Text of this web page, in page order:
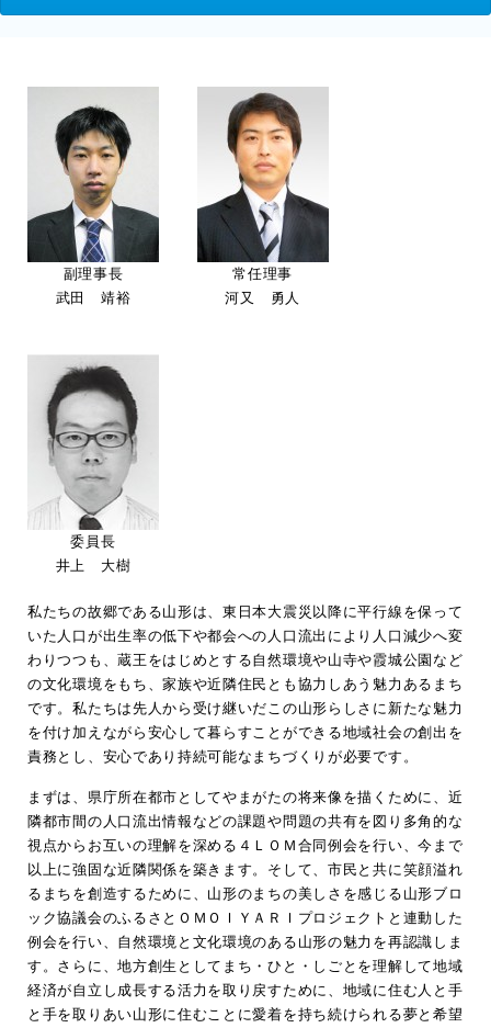
副理事長
武田 靖裕
常任理事
河又 勇人
委員長
井上 大樹
私たちの故郷である山形は、東日本大震災以降に平行線を保って
いた人口が出生率の低下や都会への人口流出により人口減少へ変
わりつつも、蔵王をはじめとする自然環境や山寺や霞城公園など
の文化環境をもち、家族や近隣住民とも協力しあう魅力あるまち
です。私たちは先人から受け継いだこの山形らしさに新たな魅力
を付け加えながら安心して暮らすことができる地域社会の創出を
責務とし、安心であり持続可能なまちづくりが必要です。
まずは、県庁所在都市としてやまがたの将来像を描くために、近
隣都市間の人口流出情報などの課題や問題の共有を図り多角的な
視点からお互いの理解を深める４ＬＯＭ合同例会を行い、今まで
以上に強固な近隣関係を築きます。そして、市民と共に笑顔溢れ
るまちを創造するために、山形のまちの美しさを感じる山形ブロ
ック協議会のふるさとＯＭＯＩＹＡＲＩプロジェクトと連動した
例会を行い、自然環境と文化環境のある山形の魅力を再認識しま
す。さらに、地方創生としてまち・ひと・しごとを理解して地域
経済が自立し成長する活力を取り戻すために、地域に住む人と手
と手を取りあい山形に住むことに愛着を持ち続けられる夢と希望